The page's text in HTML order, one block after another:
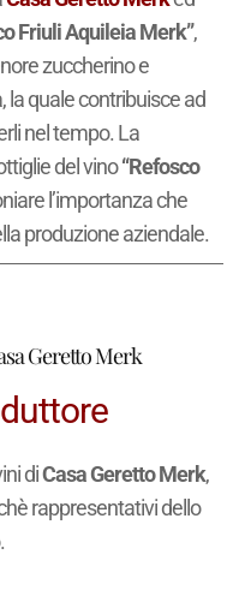
Friuli Aquileia Merk”,
zuccherino e
la quale contribuisce ad
nel tempo. La
del vino“Refosco
l’importanza che
produzione aziendale.
Geretto Merk
diCasa Geretto Merk,
rappresentativi dello